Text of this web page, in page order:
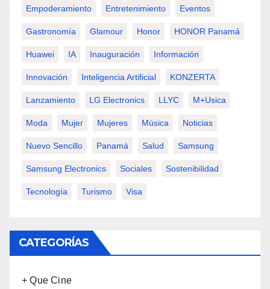
Empoderamiento Entretenimiento Eventos
Gastronomía Glamour Honor HONOR Panamá
Huawei IA Inauguración Información
Innovación Inteligencia Artificial KONZERTA
Lanzamiento LG Electronics LLYC M+usica
Moda Mujer Mujeres Música Noticias
Nuevo Sencillo Panamá Salud Samsung
Samsung Electronics Sociales Sostenibilidad
Tecnología Turismo Visa
CATEGORÍAS
+ Que Cine